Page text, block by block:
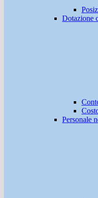
Dotazione
Personale